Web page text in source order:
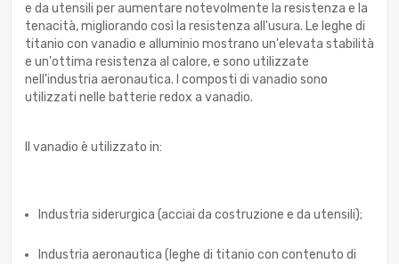
e da utensili per aumentare notevolmente la resistenza e la
tenacità, migliorando così la resistenza all'usura. Le leghe di
titanio con vanadio e alluminio mostrano un'elevata stabilità
e un'ottima resistenza al calore, e sono utilizzate
nell'industria aeronautica. I composti di vanadio sono
utilizzati nelle batterie redox a vanadio.
Il vanadio è utilizzato in:
Industria siderurgica (acciai da costruzione e da utensili);
Industria aeronautica (leghe di titanio con contenuto di